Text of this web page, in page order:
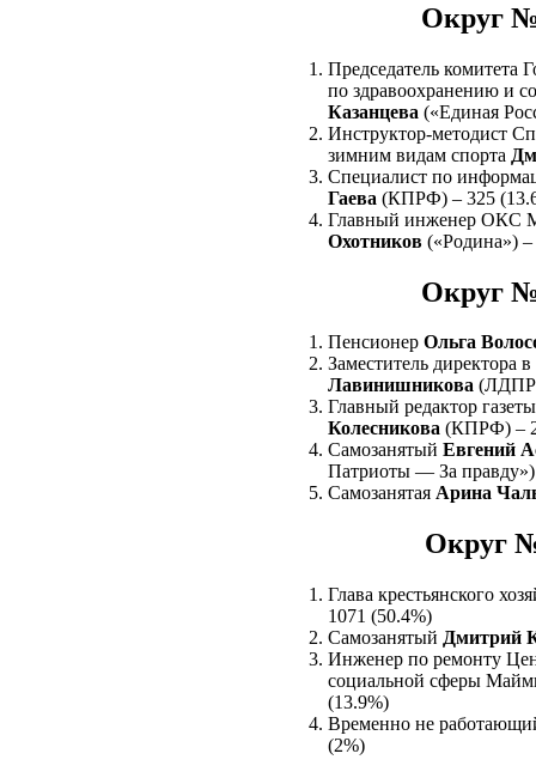
Округ
Председатель комитета
по здравоохранению и
Казанцева («Единая
Инструктор-методист
зимним видам спорта
Специалист по
Гаева (КПРФ) – 325
Главный инженер ОКС
Охотников («Родина»)
Округ
Пенсионер Ольга
Заместитель
Лавинишникова
Главный редактор
Колесникова (КПРФ) –
Самозанятый Евгений
Патриоты — За правду»)
Самозанятая Арина
Округ
Глава крестьянского
1071 (50.4%)
Самозанятый Дмитрий
Инженер по ремонту
социальной сферы
(13.9%)
Временно не
(2%)